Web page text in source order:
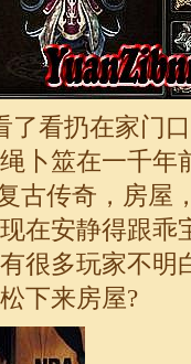
了看扔在家门
卜筮在一千年
古传奇 ，房屋
在安静得跟乖
很多玩家不明
下来房屋?